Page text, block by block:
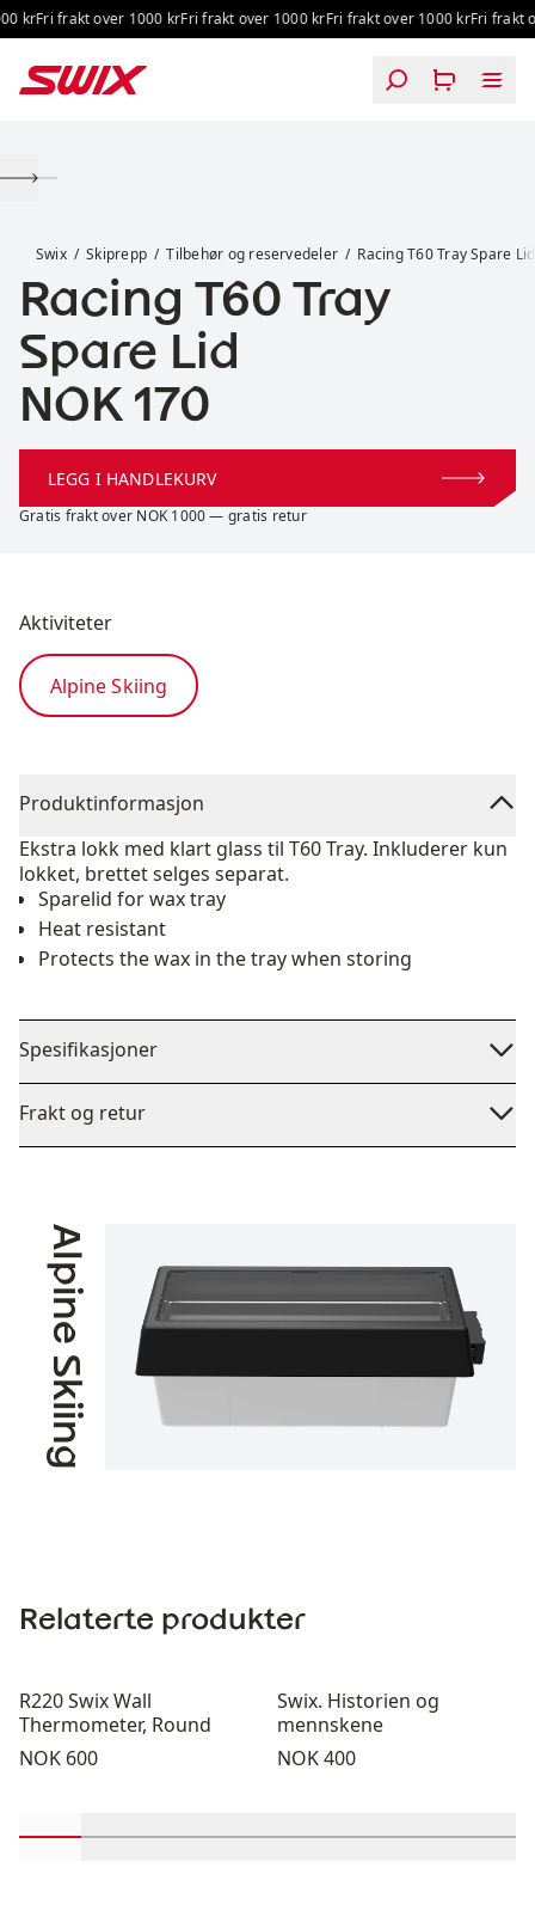
Hopp til innhold
krFri frakt over 1000 krFri frakt over 1000 krFri frakt over 1000 krFri frakt
Swix Skiprepp Tilbehør og reservedeler Racing T60 Tray Spare Lid
Racing T60 Tray
Spare Lid
Pris:
NOK 170
LEGG I HANDLEKURV
Gratis frakt over NOK 1000 — gratis retur
Aktiviteter
Alpine Skiing
Produktinformasjon
Ekstra lokk med klart glass til T60 Tray. Inkluderer kun
lokket, brettet selges separat.
Sparelid for wax tray
Heat resistant
Protects the wax in the tray when storing
Spesifikasjoner
Frakt og retur
Alpine Skiing
Relaterte produkter
R220 Swix Wall
Thermometer, Round
Pris:
NOK 600
Swix. Historien og
mennskene
Pris:
NOK 400